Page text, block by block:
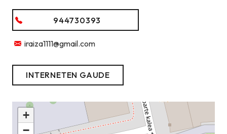
944730393
iraiza1111@gmail.com
INTERNETEN GAUDE
+
−